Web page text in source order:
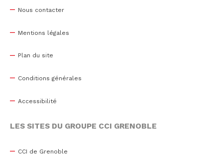
Nous contacter
Mentions légales
Plan du site
Conditions générales
Accessibilité
LES SITES DU GROUPE CCI GRENOBLE
CCI de Grenoble